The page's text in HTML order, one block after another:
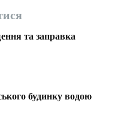
та заправка
будинку водою